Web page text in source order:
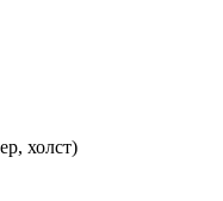
холст)